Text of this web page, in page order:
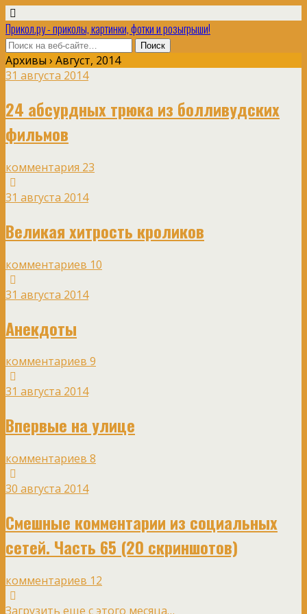
Прикол.ру - приколы, картинки, фотки и розыгрыши!
Архивы › Август, 2014
31 августа 2014
24 абсурдных трюка из болливудских
фильмов
комментария 23
31 августа 2014
Великая хитрость кроликов
комментариев 10
31 августа 2014
Анекдоты
комментариев 9
31 августа 2014
Впервые на улице
комментариев 8
30 августа 2014
Смешные комментарии из социальных
сетей. Часть 65 (20 скриншотов)
комментариев 12
Загрузить еще с этого месяца…